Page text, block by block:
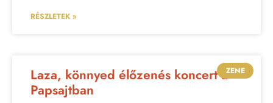
RÉSZLETEK »
ZENE
Laza, könnyed élőzenés koncert a
Papsajtban